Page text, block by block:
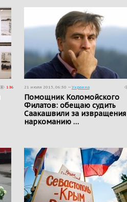
186 21 июля 2015, 06:30 — Украина
Помощник Коломойского
Филатов: обещаю судить
Саакашвили за
наркоманию …